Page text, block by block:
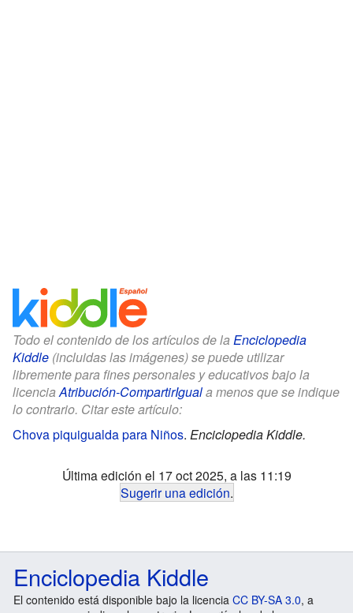
Todo el contenido de los artículos de la Enciclopedia
Kiddle (incluidas las imágenes) se puede utilizar
libremente para fines personales y educativos bajo la
licenciaAtribución-CompartirIguala menos que se indique
lo contrario. Citar este artículo:
Chova piquigualda para Niños. Enciclopedia Kiddle.
Última edición el 17 oct 2025, a las 11:19
Sugerir una edición.
Enciclopedia Kiddle
El contenido está disponible bajo la licencia CC BY-SA 3.0, a